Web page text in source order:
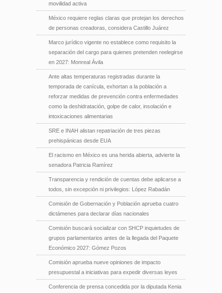
movilidad activa
México requiere reglas claras que protejan los derechos
de personas creadoras, considera Castillo Juárez
Marco jurídico vigente no establece como requisito la
separación del cargo para quienes pretenden reelegirse
en 2027: Monreal Ávila
Ante altas temperaturas registradas durante la
temporada de canícula, exhortan a la población a
reforzar medidas de prevención contra enfermedades
como la deshidratación, golpe de calor, insolación e
intoxicaciones alimentarias
SRE e INAH alistan repatriación de tres piezas
prehispánicas desde EUA
El racismo en México es una herida abierta, advierte la
senadora Patricia Ramírez
Transparencia y rendición de cuentas debe aplicarse a
todos, sin excepción ni privilegios: López Rabadán
Comisión de Gobernación y Población aprueba cuatro
dictámenes para declarar días nacionales
Comisión buscará socializar con SHCP inquietudes de
grupos parlamentarios antes de la llegada del Paquete
Económico 2027: Gómez Pozos
Comisión aprueba nueve opiniones de impacto
presupuestal a iniciativas para expedir diversas leyes
Conferencia de prensa concedida por la diputada Kenia